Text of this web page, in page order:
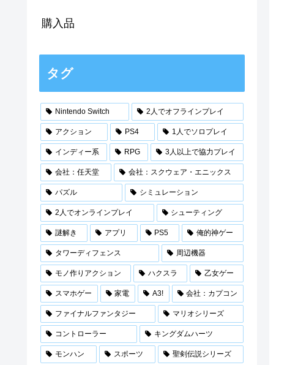
購入品
タグ
Nintendo Switch 2人でオフラインプレイ
アクション PS4 1人でソロプレイ
インディー系 RPG 3人以上で協力プレイ
会社：任天堂 会社：スクウェア・エニックス
パズル シミュレーション
2人でオンラインプレイ シューティング
謎解き アプリ PS5 俺的神ゲー
タワーディフェンス 周辺機器
モノ作りアクション ハクスラ 乙女ゲー
スマホゲー 家電 A3! 会社：カプコン
ファイナルファンタジー マリオシリーズ
コントローラー キングダムハーツ
モンハン スポーツ 聖剣伝説シリーズ